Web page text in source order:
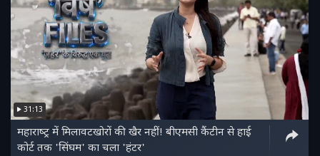
31:13
महाराष्‍ट्र में मिलावटखोरों की खैर नहीं! बीएमसी कैंटीन से हाई
कोर्ट तक 'सिंघम' का चला 'हंटर'